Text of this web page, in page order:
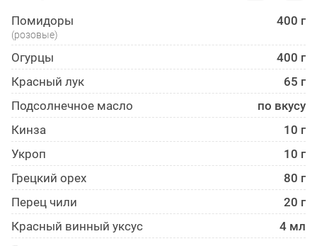
Помидоры 400 г
(розовые)
Огурцы
400 г
Красный лук
65 г
Подсолнечное масло
по вкусу
Кинза
10 г
Укроп
10 г
Грецкий орех
80 г
Перец чили
20 г
Красный винный уксус
4 мл